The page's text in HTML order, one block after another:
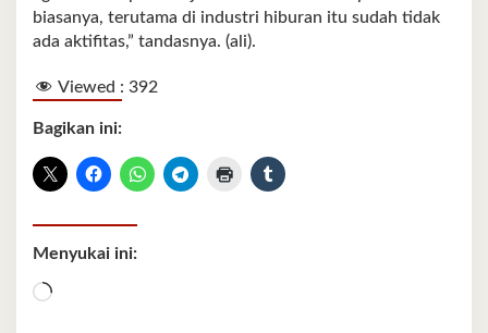
biasanya, terutama di industri hiburan itu sudah tidak
ada aktifitas,” tandasnya. (ali).
Viewed : 392
Bagikan ini:
Menyukai ini:
Memuat...